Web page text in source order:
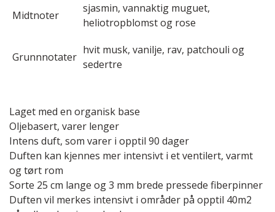
Midtnoter
sjasmin, vannaktig muguet,
heliotropblomst og rose
Grunnnotater
hvit musk, vanilje, rav, patchouli og
sedertre
Laget med en organisk base
Oljebasert, varer lenger
Intens duft, som varer i opptil 90 dager
Duften kan kjennes mer intensivt i et ventilert, varmt
og tørt rom
Sorte 25 cm lange og 3 mm brede pressede fiberpinner
Duften vil merkes intensivt i områder på opptil 40m2